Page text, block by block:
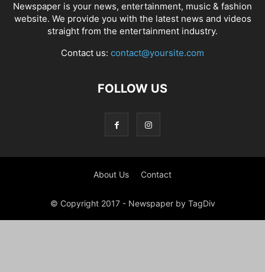
Newspaper is your news, entertainment, music & fashion
website. We provide you with the latest news and videos
straight from the entertainment industry.
Contact us: contact@yoursite.com
FOLLOW US
About Us Contact
© Copyright 2017 - Newspaper by TagDiv